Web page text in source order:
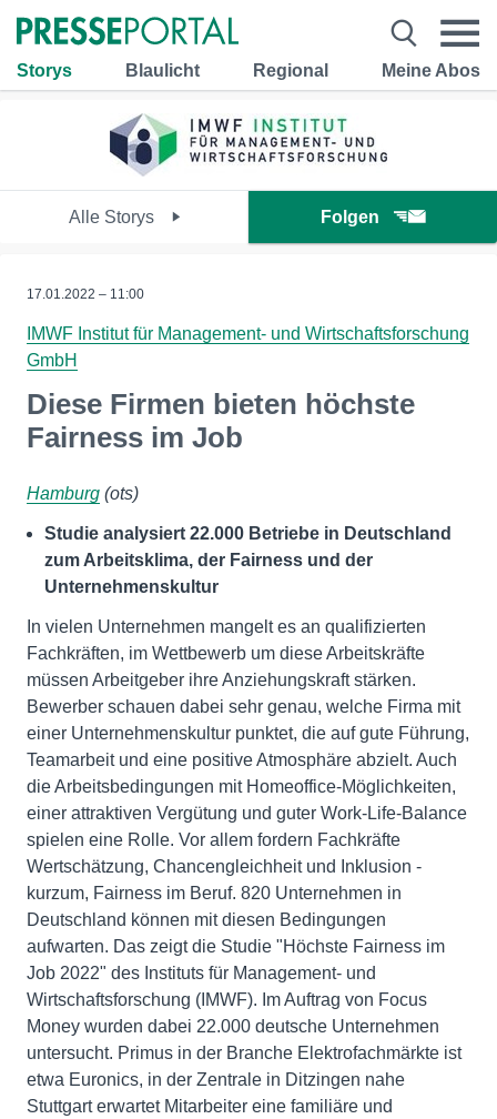
Storys Blaulicht Regional Meine Abos
Alle Storys Folgen
17.01.2022 – 11:00
IMWF Institut für Management- und Wirtschaftsforschung
GmbH
Diese Firmen bieten höchste
Fairness im Job
Hamburg (ots)
Studie analysiert 22.000 Betriebe in Deutschland
zum Arbeitsklima, der Fairness und der
Unternehmenskultur
In vielen Unternehmen mangelt es an qualifizierten
Fachkräften, im Wettbewerb um diese Arbeitskräfte
müssen Arbeitgeber ihre Anziehungskraft stärken.
Bewerber schauen dabei sehr genau, welche Firma mit
einer Unternehmenskultur punktet, die auf gute Führung,
Teamarbeit und eine positive Atmosphäre abzielt. Auch
die Arbeitsbedingungen mit Homeoffice-Möglichkeiten,
einer attraktiven Vergütung und guter Work-Life-Balance
spielen eine Rolle. Vor allem fordern Fachkräfte
Wertschätzung, Chancengleichheit und Inklusion -
kurzum, Fairness im Beruf. 820 Unternehmen in
Deutschland können mit diesen Bedingungen
aufwarten. Das zeigt die Studie "Höchste Fairness im
Job 2022" des Instituts für Management- und
Wirtschaftsforschung (IMWF). Im Auftrag von Focus
Money wurden dabei 22.000 deutsche Unternehmen
untersucht. Primus in der Branche Elektrofachmärkte ist
etwa Euronics, in der Zentrale in Ditzingen nahe
Stuttgart erwartet Mitarbeiter eine familiäre und